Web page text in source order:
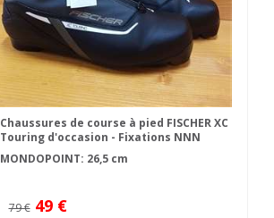
Chaussures de course à pied FISCHER XC
Touring d'occasion - Fixations NNN
MONDOPOINT: 26,5 cm
79 € 49 €